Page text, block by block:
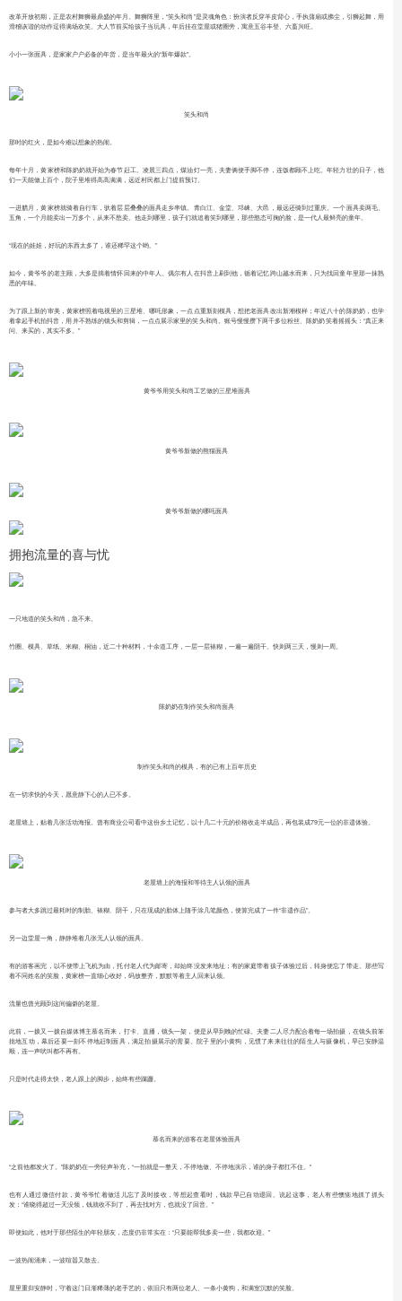
改革开放初期，正是农村舞狮最鼎盛的年月。舞狮阵里，“笑头和尚”是灵魂角色：扮演者反穿羊皮背心，手执蒲扇或拂尘，引狮起舞，用
滑稽诙谐的动作逗得满场欢笑。大人节前买给孩子当玩具，年后挂在堂屋或猪圈旁，寓意五谷丰登、六畜兴旺。
小小一张面具，是家家户户必备的年货，是当年最火的“新年爆款”。
笑头和尚
那时的红火，是如今难以想象的热闹。
每年十月，黄家榜和陈奶奶就开始为春节赶工。凌晨三四点，煤油灯一亮，夫妻俩便手脚不停，连饭都顾不上吃。年轻力壮的日子，他
们一天能做上百个，院子里堆得高高满满，远近村民都上门提前预订。
一进腊月，黄家榜就骑着自行车，驮着层层叠叠的面具走乡串镇。青白江、金堂、邛崃、大邑，最远还骑到过重庆。一个面具卖两毛、
五角，一个月能卖出一万多个，从来不愁卖。他走到哪里，孩子们就追着笑到哪里，那些憨态可掬的脸，是一代人最鲜亮的童年。
“现在的娃娃，好玩的东西太多了，谁还稀罕这个哟。”
如今，黄爷爷的老主顾，大多是揣着情怀回来的中年人。偶尔有人在抖音上刷到他，循着记忆跨山越水而来，只为找回童年里那一抹熟
悉的年味。
为了跟上新的审美，黄家榜照着电视里的三星堆、哪吒形象，一点点重新刻模具，想把老面具改出新潮模样；年近八十的陈奶奶，也学
着拿起手机拍抖音，用并不熟练的镜头和剪辑，一点点展示家里的笑头和尚。账号慢慢攒下两千多位粉丝、陈奶奶笑着摇摇头：“真正来
问、来买的，其实不多。”
黄爷爷用笑头和尚工艺做的三星堆面具
黄爷爷新做的熊猫面具
黄爷爷新做的哪吒面具
拥抱流量的喜与忧
一只地道的笑头和尚，急不来。
竹圈、模具、草纸、米糊、桐油，近二十种材料，十余道工序，一层一层裱糊，一遍一遍阴干。快则两三天，慢则一周。
陈奶奶在制作笑头和尚面具
制作笑头和尚的模具，有的已有上百年历史
在一切求快的今天，愿意静下心的人已不多。
老屋墙上，贴着几张活动海报。曾有商业公司看中这份乡土记忆，以十几二十元的价格收走半成品，再包装成79元一位的非遗体验。
老屋墙上的海报和等待主人认领的面具
参与者大多跳过最耗时的制胎、裱糊、阴干，只在现成的胎体上随手涂几笔颜色，便算完成了一件“非遗作品”。
另一边堂屋一角，静静堆着几张无人认领的面具。
有的游客画完，以不便带上飞机为由，托付老人代为邮寄，却始终没发来地址；有的家庭带着孩子体验过后，转身便忘了带走。那些写
着不同姓名的笑脸，黄家榜一直细心收好，码放整齐，默默等着主人回来认领。
流量也曾光顾到这间偏僻的老屋。
此前，一拨又一拨自媒体博主慕名而来，打卡、直播，镜头一架，便是从早到晚的忙碌。夫妻二人尽力配合着每一场拍摄，在镜头前笨
拙地互动，幕后还要一刻不停地赶制面具，满足拍摄展示的需要。院子里的小黄狗，见惯了来来往往的陌生人与摄像机，早已安静温
顺，连一声吠叫都不再有。
只是时代走得太快，老人跟上的脚步，始终有些蹒跚。
慕名而来的游客在老屋体验面具
“之前他都发火了。”陈奶奶在一旁轻声补充，“一拍就是一整天，不停地做、不停地演示，谁的身子都扛不住。”
也有人通过微信付款，黄爷爷忙着做活儿忘了及时接收，等想起查看时，钱款早已自动退回。说起这事，老人有些懊恼地抓了抓头
发：“谁晓得超过一天没领，钱就收不到了，再去找对方，也就没了回音。”
即便如此，他对于那些陌生的年轻朋友，态度仍非常实在：“只要能帮我多卖一些，我都欢迎。”
一波热闹涌来，一波喧嚣又散去。
屋里重归安静时，守着这门日渐稀薄的老手艺的，依旧只有两位老人、一条小黄狗，和满室沉默的笑脸。